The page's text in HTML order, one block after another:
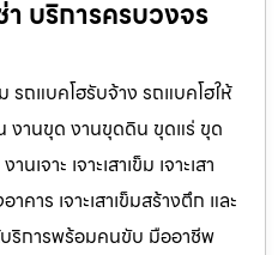
า บริการครบวงจร
รถแบคโฮรับจ้าง รถแบคโฮให้
งานขุด งานขุดดิน ขุดแร่ ขุด
จาะ เจาะเสาเข็ม เจาะเสา
าคาร เจาะเสาเข็มสร้างตึก และ
ริการพร้อมคนขับ มืออาชีพ